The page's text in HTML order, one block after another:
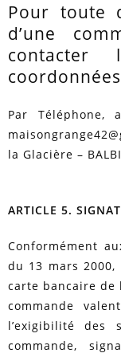
Pour toute
d’une
Par
la Glacière –
ARTICLE 5.
Conformément
du 13 mars
carte bancaire de
commande
l’exigibilité
commande,